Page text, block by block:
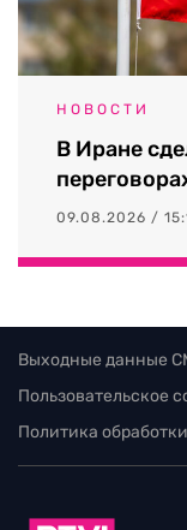
НОВОСТИ
В Иране
09.08.2026 /
Выходные данные
Пользовательское
Политика